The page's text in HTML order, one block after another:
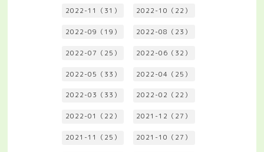
2022-11（31） 2022-10（22）
2022-09（19） 2022-08（23）
2022-07（25） 2022-06（32）
2022-05（33） 2022-04（25）
2022-03（33） 2022-02（22）
2022-01（22） 2021-12（27）
2021-11（25） 2021-10（27）